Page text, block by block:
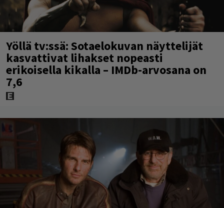
Yöllä tv:ssä: Sotaelokuvan näyttelijät
kasvattivat lihakset nopeasti
erikoisella kikalla – IMDb-arvosana on
7,6